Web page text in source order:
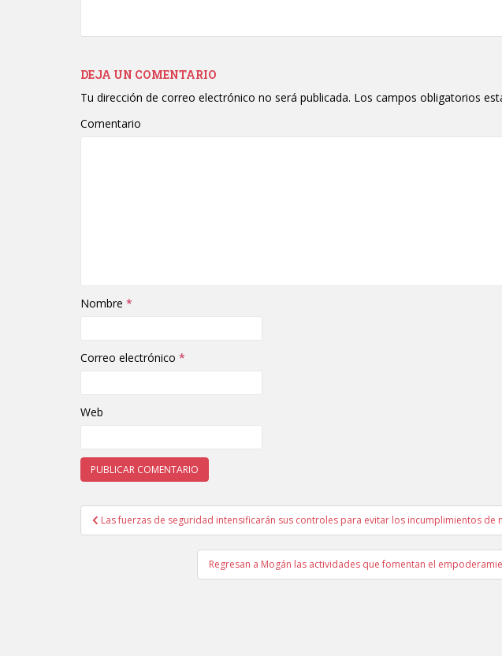
DEJA UN COMENTARIO
Tu dirección de correo electrónico no será publicada. Los campos obligatorios
Comentario
Nombre *
Correo electrónico *
Web
Navegación de entradas
Las fuerzas de seguridad intensificarán sus controles para evitar los incumplimientos de
Regresan a Mogán las actividades que fomentan el